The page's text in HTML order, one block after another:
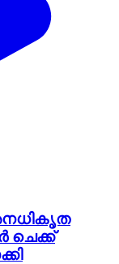
ചെക്ക്